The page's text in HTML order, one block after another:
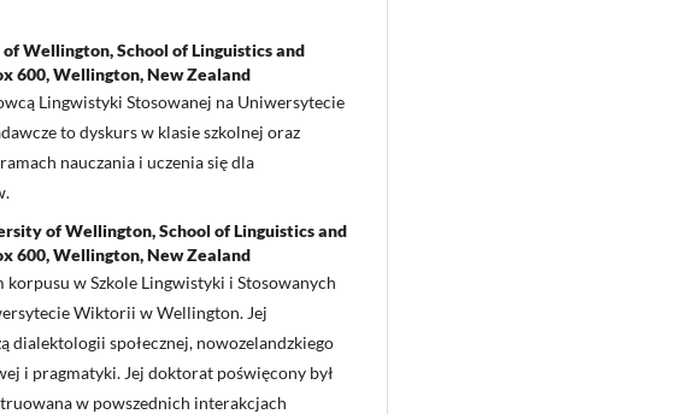
Wellington, School of Linguistics and
600, Wellington, New Zealand
Lingwistyki Stosowanej na Uniwersytecie
to dyskurs w klasie szkolnej oraz
nauczania i uczenia się dla
of Wellington, School of Linguistics and
600, Wellington, New Zealand
korpusu w Szkole Lingwistyki i Stosowanych
Wiktorii w Wellington. Jej
dialektologii społecznej, nowozelandzkiego
i pragmatyki. Jej doktorat poświęcony był
w powszednich interakcjach